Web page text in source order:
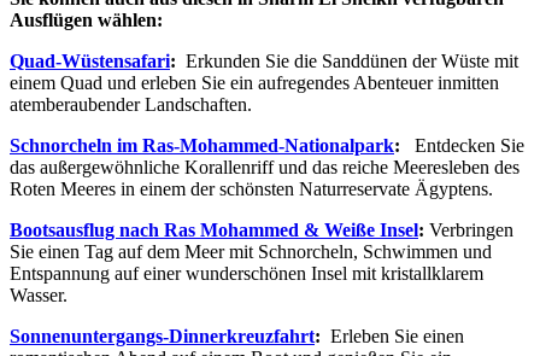
Ausflügen wählen:
Quad-Wüstensafari: Erkunden Sie die Sanddünen der Wüste mit
einem Quad und erleben Sie ein aufregendes Abenteuer inmitten
atemberaubender Landschaften.
Schnorcheln im Ras-Mohammed-Nationalpark: Entdecken Sie
das außergewöhnliche Korallenriff und das reiche Meeresleben des
Roten Meeres in einem der schönsten Naturreservate Ägyptens.
Bootsausflug nach Ras Mohammed & Weiße Insel: Verbringen
Sie einen Tag auf dem Meer mit Schnorcheln, Schwimmen und
Entspannung auf einer wunderschönen Insel mit kristallklarem
Wasser.
Sonnenuntergangs-Dinnerkreuzfahrt: Erleben Sie einen